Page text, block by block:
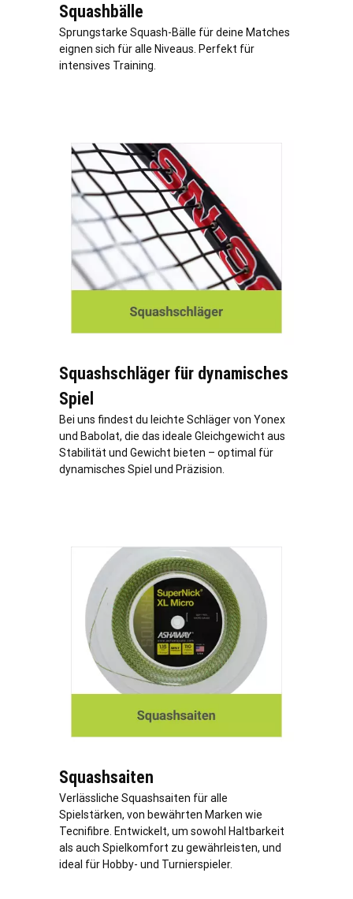
Squashbälle
Sprungstarke Squash-Bälle für deine Matches
eignen sich für alle Niveaus. Perfekt für
intensives Training.
Squashschläger für dynamisches
Spiel
Bei uns findest du leichte Schläger von Yonex
und Babolat, die das ideale Gleichgewicht aus
Stabilität und Gewicht bieten – optimal für
dynamisches Spiel und Präzision.
Squashsaiten
Verlässliche Squashsaiten für alle
Spielstärken, von bewährten Marken wie
Tecnifibre. Entwickelt, um sowohl Haltbarkeit
als auch Spielkomfort zu gewährleisten, und
ideal für Hobby- und Turnierspieler.